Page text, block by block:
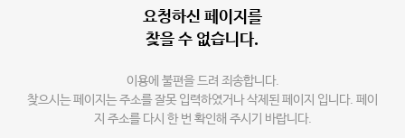
요청하신 페이지를
찾을 수 없습니다.
이용에 불편을 드려 죄송합니다.
찾으시는 페이지는 주소를 잘못 입력하였거나 삭제된 페이지 입니다. 페이
지 주소를 다시 한 번 확인해 주시기 바랍니다.